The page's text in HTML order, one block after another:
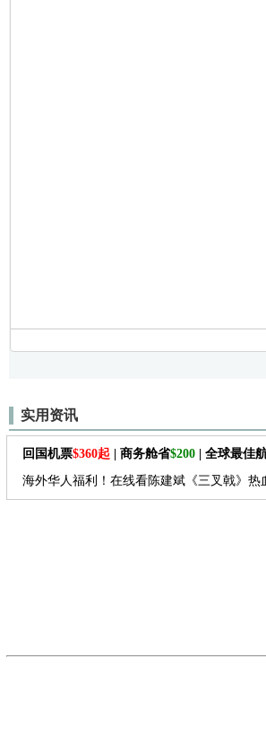
实用资讯
回国机票$360起 | 商务舱省$200 | 全球最佳
海外华人福利！在线看陈建斌《三叉戟》热